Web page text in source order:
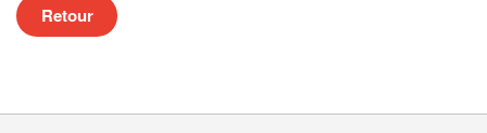
Retour